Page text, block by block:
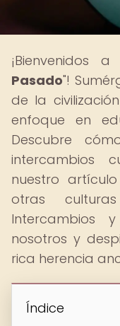
¡Bienvenidos a
Pasado"!
de la
enfoque en
Descubre
intercambios
nuestro
otras
Intercambios
nosotros y
rica herencia
Índice